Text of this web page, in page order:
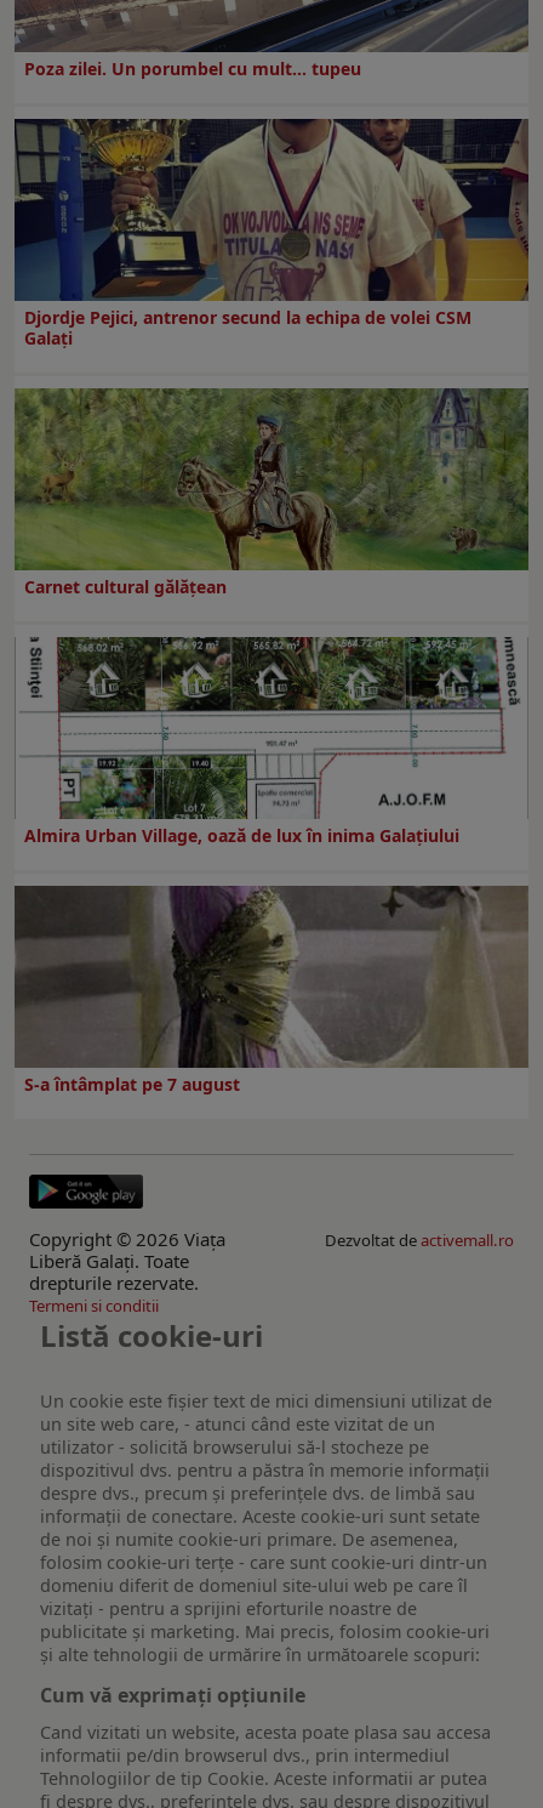
Poza zilei. Un porumbel cu mult… tupeu
Djordje Pejici, antrenor secund la echipa de volei CSM
Galați
Carnet cultural gălăţean
Almira Urban Village, oază de lux în inima Galațiului
S-a întâmplat pe 7 august
Copyright © 2026 Viaţa
Liberă Galaţi. Toate
drepturile rezervate.
Dezvoltat deactivemall.ro
Termeni si conditii
Listă cookie-uri
Un cookie este fişier text de mici dimensiuni utilizat de
un site web care, - atunci când este vizitat de un
utilizator - solicită browserului să-l stocheze pe
dispozitivul dvs. pentru a păstra în memorie informații
despre dvs., precum și preferințele dvs. de limbă sau
informații de conectare. Aceste cookie-uri sunt setate
de noi și numite cookie-uri primare. De asemenea,
folosim cookie-uri terțe - care sunt cookie-uri dintr-un
domeniu diferit de domeniul site-ului web pe care îl
vizitați - pentru a sprijini eforturile noastre de
publicitate și marketing. Mai precis, folosim cookie-uri
și alte tehnologii de urmărire în următoarele scopuri:
Cum vă exprimați opțiunile
Cand vizitati un website, acesta poate plasa sau accesa
informatii pe/din browserul dvs., prin intermediul
Tehnologiilor de tip Cookie. Aceste informatii ar putea
fi despre dvs., preferintele dvs. sau despre dispozitivul